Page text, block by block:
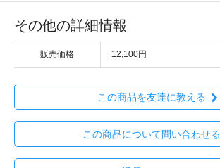
その他の詳細情報
販売価格 12,100円
この商品を友達に教える
この商品について問い合わせる